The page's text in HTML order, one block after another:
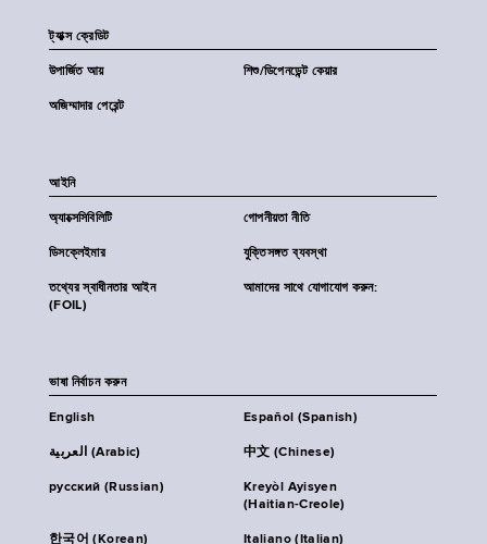
ট্যাক্স ক্রেডিট
উপার্জিত আয় শিশু/ডিপেনডেন্ট কেয়ার
অজিম্মাদার পেরেন্ট
আইনি
অ্যাক্সেসিবিলিটি গোপনীয়তা নীতি
ডিসক্লেইমার যুক্তিসঙ্গত ব্যবস্থা
তথ্যের স্বাধীনতার আইন
(FOIL)
আমাদের সাথে যোগাযোগ করুন:
ভাষা নির্বাচন করুন
English Español (Spanish)
العربية (Arabic) 中文 (Chinese)
русский (Russian)
Kreyòl Ayisyen
(Haitian-Creole)
한국어 (Korean) Italiano (Italian)